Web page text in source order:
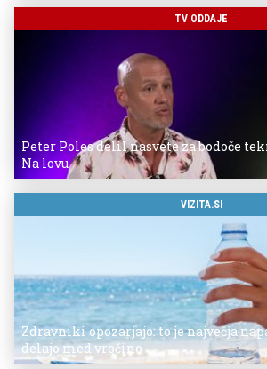
TV ODDAJE
Peter Poles delil nasvete za bodoče
Na lovu
VIZITA.SI
Zdravniki opozarjajo: to je največja
delajo med vročino